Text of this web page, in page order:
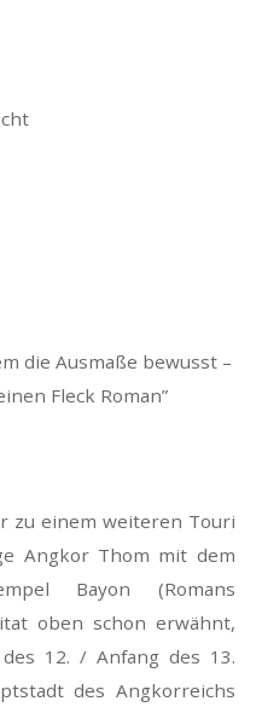
die Ausmaße bewusst –
Fleck Roman”
zu einem weiteren Touri
Angkor Thom mit dem
Bayon (Romans
oben schon erwähnt,
12. / Anfang des 13.
des Angkorreichs